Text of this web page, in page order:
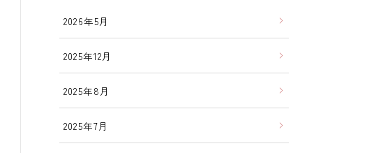
2026年5月
2025年12月
2025年8月
2025年7月